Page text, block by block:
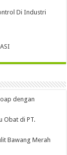
Di Industri
dengan
Obat di PT.
Bawang Merah